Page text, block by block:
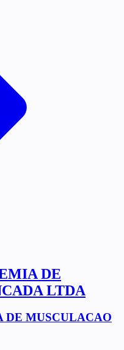
DE
LTDA
DE MUSCULACAO